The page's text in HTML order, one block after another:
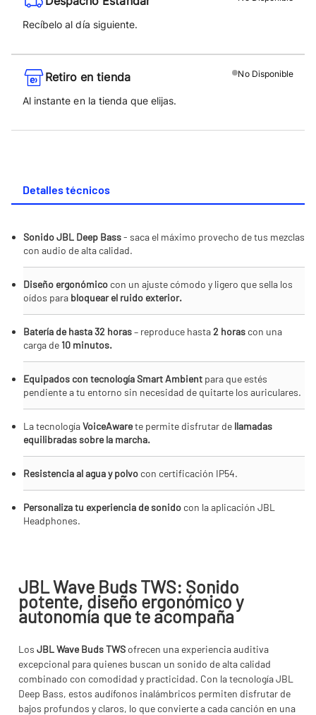
Recíbelo al día siguiente.
No Disponible
Retiro en tienda
Al instante en la tienda que elijas.
Detalles técnicos
Sonido JBL Deep Bass- saca el máximo provecho de tus mezclas
con audio de alta calidad.
Diseño ergonómico con un ajuste cómodo y ligero que sella los
oídos para bloquear el ruido exterior.
Batería de hasta 32 horas– reproduce hasta2 horas con una
carga de 10 minutos.
Equipados con tecnología Smart Ambient para que estés
pendiente a tu entorno sin necesidad de quitarte los auriculares.
La tecnologíaVoiceAwarete permite disfrutar de llamadas
equilibradas sobre la marcha.
Resistencia al agua y polvo con certificación IP54.
Personaliza tu experiencia de sonido con la aplicación JBL
Headphones.
JBL Wave Buds TWS: Sonido
potente, diseño ergonómico y
autonomía que te acompaña
Los JBL Wave Buds TWS ofrecen una experiencia auditiva
excepcional para quienes buscan un sonido de alta calidad
combinado con comodidad y practicidad. Con la tecnología JBL
Deep Bass, estos audífonos inalámbricos permiten disfrutar de
bajos profundos y claros, lo que convierte a cada canción en una